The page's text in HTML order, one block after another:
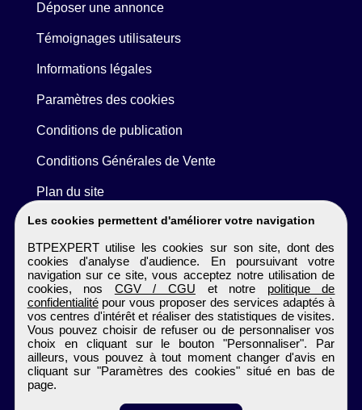
Les cookies permettent d'améliorer votre navigation
BTPEXPERT utilise les cookies sur son site, dont des
cookies d'analyse d'audience. En poursuivant votre
navigation sur ce site, vous acceptez notre utilisation de
cookies, nos CGV / CGU et notre politique de
confidentialitépour vous proposer des services adaptés à
vos centres d'intérêt et réaliser des statistiques de visites.
Vous pouvez choisir de refuser ou de personnaliser vos
choix en cliquant sur le bouton "Personnaliser". Par
ailleurs, vous pouvez à tout moment changer d'avis en
cliquant sur "Paramètres des cookies" situé en bas de
page.
Déposer une annonce
Témoignages utilisateurs
Informations légales
Paramètres des cookies
Conditions de publication
Conditions Générales de Vente
Plan du site